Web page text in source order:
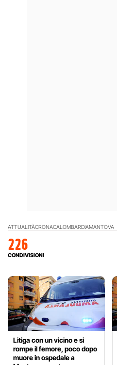
ATTUALITÀCRONACALOMBARDIAMANTOVA
226
CONDIVISIONI
Litiga con un vicino e si
rompe il femore, poco dopo
muore in ospedale a